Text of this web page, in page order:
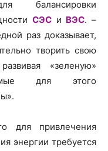
балансировки
СЭСи ВЭС. –
раз доказывает,
творить свою
«зеленую»
для этого
для привлечения
энергии требуется